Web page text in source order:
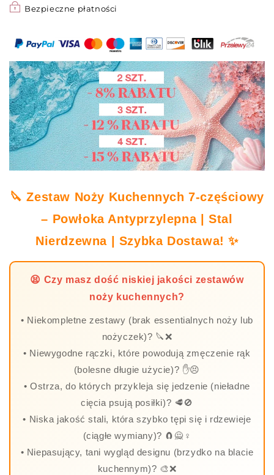
Bezpieczne płatności
🔪 Zestaw Noży Kuchennych 7-częściowy
– Powłoka Antyprzylepna | Stal
Nierdzewna | Szybka Dostawa! ✨
😫 Czy masz dość niskiej jakości zestawów
noży kuchennych?
• Niekompletne zestawy (brak essentialnych noży lub
nożyczek)? 🔪❌
• Niewygodne rączki, które powodują zmęczenie rąk
(bolesne długie użycie)? ✋😣
• Ostrza, do których przykleja się jedzenie (nieładne
cięcia psują posiłki)? 🥩🚫
• Niska jakość stali, która szybko tępi się i rdzewieje
(ciągłe wymiany)? 🧲🙅♀️
• Niepasujący, tani wygląd designu (brzydko na blacie
kuchennym)? 🎨❌